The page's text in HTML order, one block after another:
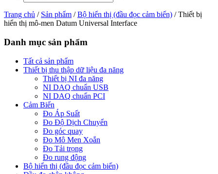
Trang chủ / Sản phẩm /Bộ hiển thị (đầu đọc cảm biến) / Thiết bị
hiển thị mô-men Datum Universal Interface
Danh mục sản phẩm
Tất cả sản phẩm
Thiết bị thu thập dữ liệu đa năng
Thiết bị NI đa năng
NI DAQ chuẩn USB
NI DAQ chuẩn PCI
Cảm Biến
Đo Áp Suất
Đo Độ Dịch Chuyển
Đo góc quay
Đo Mô Men Xoắn
Đo Tải trọng
Đo rung động
Bộ hiển thị (đầu đọc cảm biến)